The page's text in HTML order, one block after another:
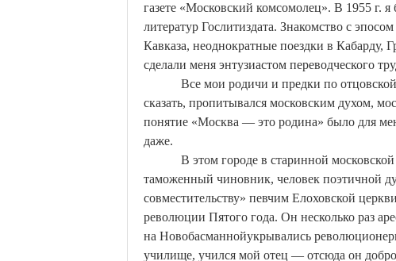
газете «Московский комсомолец». В 1955 г.
литератур Гослитиздата. Знакомство с
Кавказа, неоднократные поездки в Кабарду,
сделали меня энтузиастом переводческого
Все мои родичи и предки по
сказать, пропитывался московским духом,
понятие «Москва — это родина» было для
даже.
В этом городе в старинной
таможенный чиновник, человек поэтичной
совместительству» певчим Елоховской
революции Пятого года. Он несколько раз
на Новобасманнойукрывались
училище, учился мой отец — отсюда он